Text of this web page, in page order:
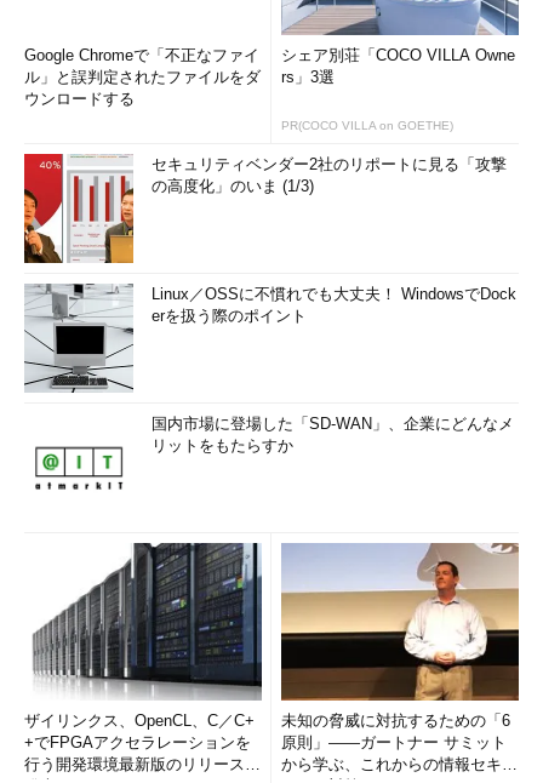
dba_free_space_coalesced;
これらのdbaで始まる名前のテーブル（ビュー）は「データデ
ィクショナリ」と呼ばれ、データベース内の重要な情報を見るこ
とができるようになっています。これらの詳細についてはここで
は特に説明しませんが、ぜひ一度上記のSQL文を実行してみてく
ださい。
Google Chromeで「不正なファイ
ル」と誤判定されたファイルをダ
ウンロードする
シェア別荘「COCO VILLA Owne
rs」3選
PR(COCO VILLA on GOETHE)
セキュリティベンダー2社のリポートに見る「攻撃
の高度化」のいま (1/3)
Linux／OSSに不慣れでも大丈夫！ WindowsでDock
erを扱う際のポイント
国内市場に登場した「SD-WAN」、企業にどんなメ
リットをもたらすか
ザイリンクス、OpenCL、C／C+
+でFPGAアクセラレーションを
行う開発環境最新版のリリースを
未知の脅威に対抗するための「6
原則」――ガートナー サミット
から学ぶ、これからの情報セキュ